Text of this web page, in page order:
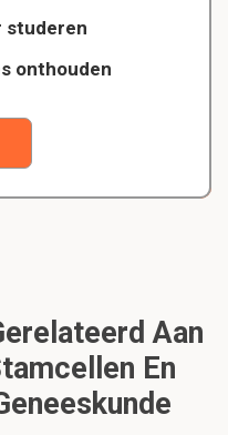
studeren
onthouden
Aan
En